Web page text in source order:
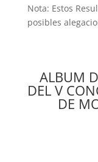
Nota: Estos
posibles
ALBUM
DEL V
DE